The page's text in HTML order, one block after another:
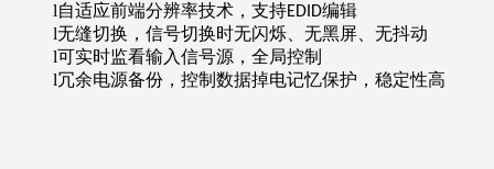
l自适应前端分辨率技术，支持EDID编辑
l无缝切换，信号切换时无闪烁、无黑屏、无抖动
l可实时监看输入信号源，全局控制
l冗余电源备份，控制数据掉电记忆保护，稳定性高